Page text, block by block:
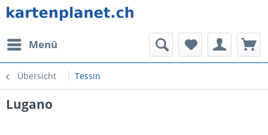
Menü
Übersicht Tessin
Lugano